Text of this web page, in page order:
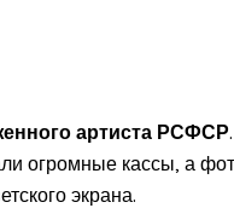
артиста РСФСР
огромные кассы, а
экрана.